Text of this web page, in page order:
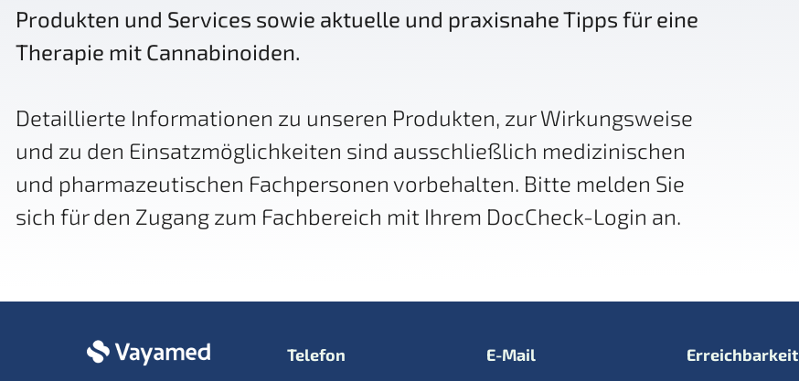
Produkten und Services sowie aktuelle und praxisnahe Tipps für eine
Therapie mit Cannabinoiden.
Detaillierte Informationen zu unseren Produkten, zur Wirkungsweise
und zu den Einsatzmöglichkeiten sind ausschließlich medizinischen
und pharmazeutischen Fachpersonen vorbehalten. Bitte melden Sie
sich für den Zugang zum Fachbereich mit Ihrem DocCheck-Login an.
Telefon E-Mail Erreichbarkeit